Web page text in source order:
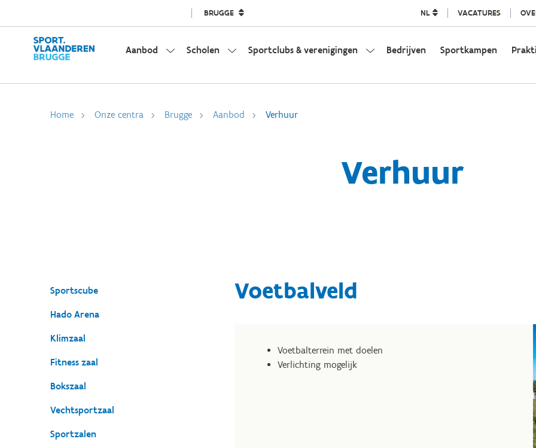
BRUGGE NL VACATURES
Aanbod Scholen Sportclubs & verenigingen Bedrijven Sportkampen
Home Onze centra Brugge Aanbod Verhuur
Verhuur
Sportscube
Hado Arena
Klimzaal
Fitness zaal
Bokszaal
Vechtsportzaal
Sportzalen
Voetbalveld
Voetbalterrein met doelen
Verlichting mogelijk